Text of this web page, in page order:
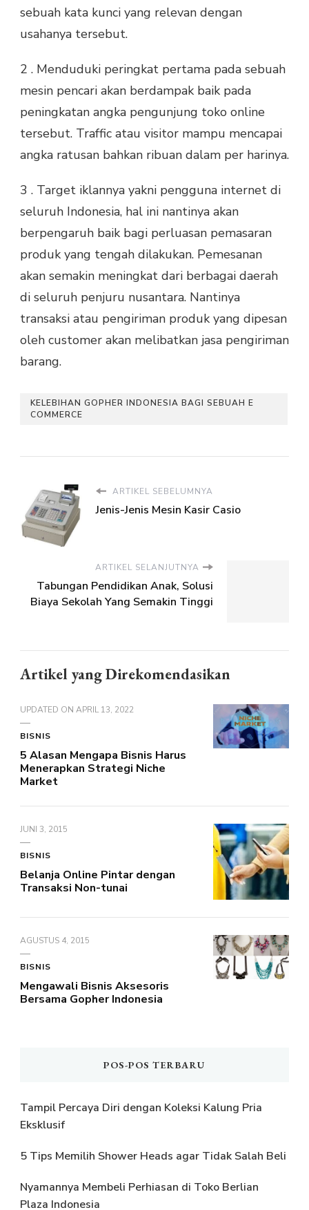
sebuah kata kunci yang relevan dengan
usahanya tersebut.
2 . Menduduki peringkat pertama pada sebuah
mesin pencari akan berdampak baik pada
peningkatan angka pengunjung toko online
tersebut. Traffic atau visitor mampu mencapai
angka ratusan bahkan ribuan dalam per harinya.
3 . Target iklannya yakni pengguna internet di
seluruh Indonesia, hal ini nantinya akan
berpengaruh baik bagi perluasan pemasaran
produk yang tengah dilakukan. Pemesanan
akan semakin meningkat dari berbagai daerah
di seluruh penjuru nusantara. Nantinya
transaksi atau pengiriman produk yang dipesan
oleh customer akan melibatkan jasa pengiriman
barang.
KELEBIHAN GOPHER INDONESIA BAGI SEBUAH E
COMMERCE
ARTIKEL SEBELUMNYA
Jenis-Jenis Mesin Kasir Casio
ARTIKEL SELANJUTNYA
Tabungan Pendidikan Anak, Solusi
Biaya Sekolah Yang Semakin Tinggi
Artikel yang Direkomendasikan
UPDATED ON APRIL 13, 2022
BISNIS
5 Alasan Mengapa Bisnis Harus
Menerapkan Strategi Niche
Market
JUNI 3, 2015
BISNIS
Belanja Online Pintar dengan
Transaksi Non-tunai
AGUSTUS 4, 2015
BISNIS
Mengawali Bisnis Aksesoris
Bersama Gopher Indonesia
POS-POS TERBARU
Tampil Percaya Diri dengan Koleksi Kalung Pria
Eksklusif
5 Tips Memilih Shower Heads agar Tidak Salah Beli
Nyamannya Membeli Perhiasan di Toko Berlian
Plaza Indonesia